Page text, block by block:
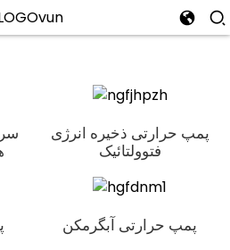
پمپ حرارتی ذخیره انرژی
فتوولتائیک
پمپ حرارتی آبگرمکن